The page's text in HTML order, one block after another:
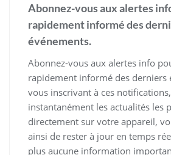
Abonnez-vous aux alertes
rapidement informé des
événements.
Abonnez-vous aux alertes info
rapidement informé des derniers
vous inscrivant à ces
instantanément les actualités les
directement sur votre appareil,
ainsi de rester à jour en temps
plus aucune information